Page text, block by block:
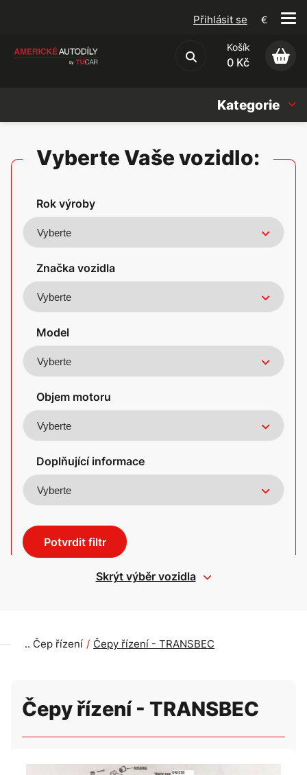
Obchodní podmínky
Přihlásit se €
Košík
0 Kč
Kategorie
Americké vozy
Vyberte Vaše vozidlo:
Rok výroby
Značka vozidla
Model
Objem motoru
Doplňující informace
Potvrdit filtr
Skrýt výběr vozidla
Čep řízení Čepy řízení - TRANSBEC
Čepy řízení - TRANSBEC